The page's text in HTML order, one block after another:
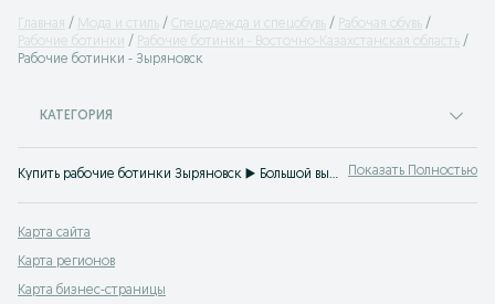
Главная Мода и стиль Спецодежда и спецобувь
Рабочая обувь
Рабочие ботинки
Рабочие ботинки - Восточно-Казахстанская область
Рабочие ботинки - Зыряновск
КАТЕГОРИЯ
Купить рабочие ботинки Зыряновск ▶️ Большой выбор моделей, размеров и цветов по доступной цене ☝ Закажите ботинки для рабочих недорого на OLX.kz! Показать Полностью
Карта сайта
Карта регионов
Карта бизнес-страницы